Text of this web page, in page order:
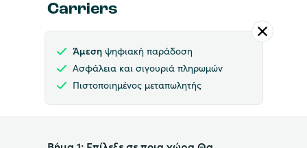
Carriers
Άμεσηψηφιακή παράδοση
Ασφάλεια και σιγουριά πληρωμών
Πιστοποιημένος μεταπωλητής